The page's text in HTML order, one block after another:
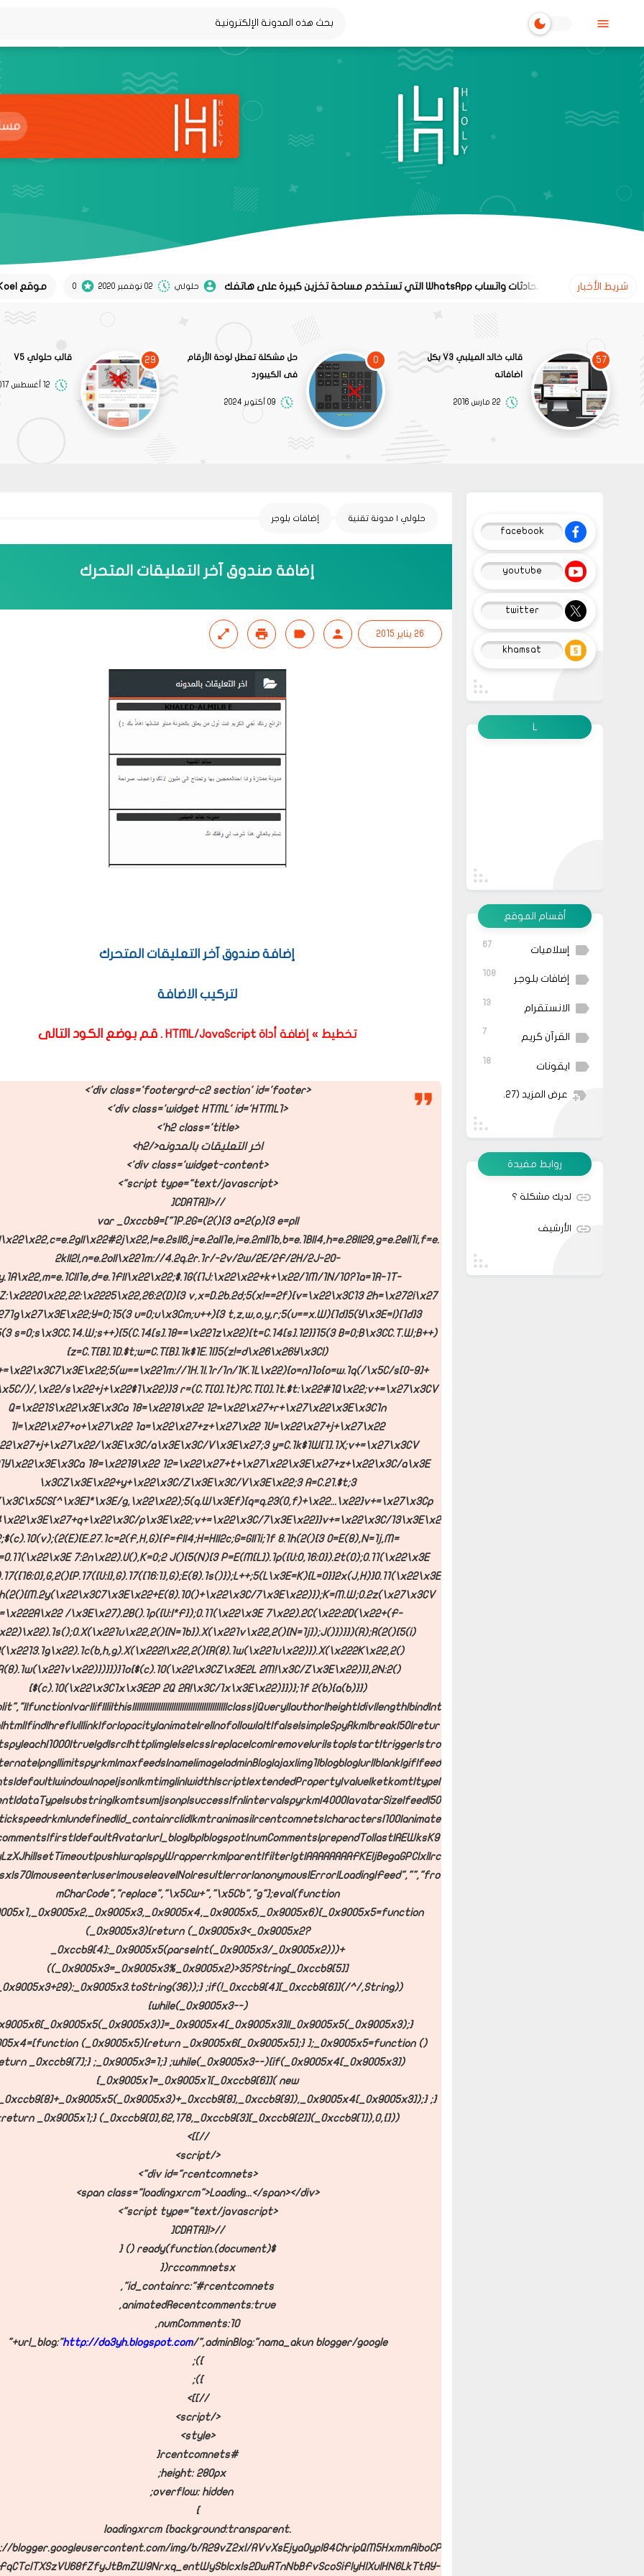
شريط الأخبار
طريقة معرفة محادثات واتساب WhatsApp التي تستخدم مساحة تخزين كبيرة على هاتفك حلولي 02 نوفمبر 2020 0 موقع Koel لتحويل تغريدات twitter إلى منشورات instagram
57
قالب خالد الميلبي V3 بكل
اضافاته
22 مارس 2016
0
حل مشكلة تعطل لوحة الأرقام
فى الكيبورد
09 أكتوبر 2024
29 قالب حلولي V5
12 أغسطس 2017
حلولي | مدونة تقنية إضافات بلوجر
إضافة صندوق آخر التعليقات المتحرك
26 يناير 2015
إضافة صندوق آخر التعليقات المتحرك
لتركيب الاضافة
تخطيط » إضافة أداة HTML/JavaScript
.قم بوضع الكود التالى
<div class='footergrd-c2 section' id='footer'>
<div class='widget HTML' id='HTML1'>
<h2 class='title'>
اخر التعليقات بالمدونه</h2>
<div class='widget-content'>
<script type="text/javascript">
//<![CDATA[
var _0xccb9=["1P.2G=(2(){3 a=2(p){3 e=p||
2k||2l,n=e.2o||\x221m://4.2q.2r.1r/-2v/2w/2E/2F/2H/2J-2O-
1M/1N/1O?1a=1R-1T-
v,x=D.2b.2d;5(x!==2f){v=\x22\x3C13 2h=\x272i\x27
u=0;u\x3Cm;u++){3 t,z,w,o,y,r;5(u==x.W){1d}5(Y\x3E=l){1d}3
s=0;s\x3CC.14.W;s++){5(C.14[s].18==\x221z\x22){t=C.14[s].12}}15(3 B=0;B\x3CC.T.W;B++)
{z=C.T[B].1D.$t;w=C.T[B].1k$1E.1l}5(z!=d\x26\x26Y\x3Cl)
1H.1I.1r/1n/1K.1L\x22){o=n}1o{o=w.1q(/\x5C/s[0-9]+
)/,\x22/s\x22+j+\x22$1\x22)}3 r=(C.T[0].1t)?C.T[0].1t.$t:\x22#1Q\x22;v+=\x27\x3CV
Q=\x221S\x22\x3E\x3Ca 18=\x2219\x22 12=\x22\x27+r+\x27\x22\x3E\x3C1n
1l=\x22\x27+o+\x27\x22 1a=\x22\x27+z+\x27\x22 1U=\x22\x27+j+\x27\x22
\x3E\x3C/a\x3E\x3C/V\x3E\x27;3 y=C.1k$1W[1].1X;v+=\x27\x3CV
18=\x2219\x22 12=\x22\x27+t+\x27\x22\x3E\x27+z+\x22\x3C/a\x3E
\x3CZ\x3E\x22+y+\x22\x3C/Z\x3E\x3C/V\x3E\x22;3 A=C.21.$t;3
\x3C\x5CS[^\x3E]*\x3E/g,\x22\x22);5(q.W\x3Ef){q=q.23(0,f)+\x22...\x22}v+=\x27\x3Cp
p\x3E\x22;v+=\x22\x3C/7\x3E\x22}}v+=\x22\x3C/13\x3E\x2
8.1h(2(){3 O=E(8),N=1j,M=
7:2n\x22).U(),K=0;2 J(){5(N){3 P=E(M[L]).1p({U:0,16:0}).2t(O);O.11(\x22\x3E
7\x3E\x22)});K=M.W;O.2z(\x27\x3CV
/\x3E\x27).2B().1p({U:I*F});O.11(\x22\x3E 7\x22).2C(\x22:2D(\x22+(F-
2M!\x3C/Z\x3E\x22)}},2N:2()
{$(c).10(\x22\x3C1x\x3E2P 2Q 2R!\x3C/1x\x3E\x22)}})};1f 2(b){a(b)}})
mCharCode","replace","\x5Cw+","\x5Cb","g"];eval(function
(_0x9005x3){return (_0x9005x3<_0x9005x2?
_0xccb9[4]:_0x9005x5(parseInt(_0x9005x3/_0x9005x2)))+
((_0x9005x3=_0x9005x3%_0x9005x2)>35?String[_0xccb9[5]]
;if(!_0xccb9[4][_0xccb9[6]](/^/,String))
{while(_0x9005x3--)
(_0x9005x5){return _0x9005x6[_0x9005x5];} ];_0x9005x5=function ()
_0xccb9[7];} ;_0x9005x3=1;} ;while(_0x9005x3--){if(_0x9005x4[_0x9005x3])
{_0x9005x1=_0x9005x1[_0xccb9[6]]( new
;}
_0x9005x1;} (_0xccb9[0],62,178,_0xccb9[3][_0xccb9[2]](_0xccb9[1]),0,{}));
//]]>
</script>
<div id="rcentcomnets">
<span class="loadingxrcm">Loading...</span></div>
<script type="text/javascript">
//<![CDATA[
$(document).ready(function () {
rccommnetsx({
id_containrc:"#rcentcomnets",
animatedRecentcomments:true,
numComments:10,
url_blog:"http://da3yh.blogspot.com/",adminBlog:"nama_akun blogger/google+"
});
});
//]]>
</script>
<style>
#rcentcomnets{
height: 280px;
overflow: hidden;
}
.loadingxrcm {background:transparent
img/b/R29vZ2xl/AVvXsEjyaOypI84ChripQM5HxmmAiboCP
facebook
youtube
twitter
khamsat
L
أقسام الموقع
إسلاميات 67
إضافات بلوجر 108
الانستقرام 13
القرآن كريم 7
ايقونات 18
عرض المزيد (27)
روابط مفيدة
لديك مشكلة ؟
الأرشيف